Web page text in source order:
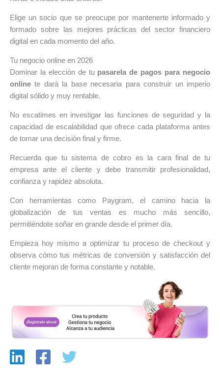
Elige un socio que se preocupe por mantenerte informado y
formado sobre las mejores prácticas del sector financiero
digital en cada momento del año.
Tu negocio online en 2026
Dominar la elección de tu pasarela de pagos para negocio
online te dará la base necesaria para construir un imperio
digital sólido y muy rentable.
No escatimes en investigar las funciones de seguridad y la
capacidad de escalabilidad que ofrece cada plataforma antes
de tomar una decisión final y firme.
Recuerda que tu sistema de cobro es la cara final de tu
empresa ante el cliente y debe transmitir profesionalidad,
confianza y rapidez absoluta.
Con herramientas como Paygram, el camino hacia la
globalización de tus ventas es mucho más sencillo,
permitiéndote soñar en grande desde el primer día.
Empieza hoy mismo a optimizar tu proceso de checkout y
observa cómo tus métricas de conversión y satisfacción del
cliente mejoran de forma constante y notable.